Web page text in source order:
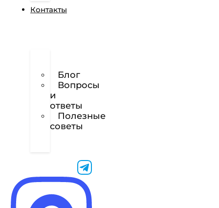
Контакты
Блог
Вопросы
и
ответы
Полезные
советы